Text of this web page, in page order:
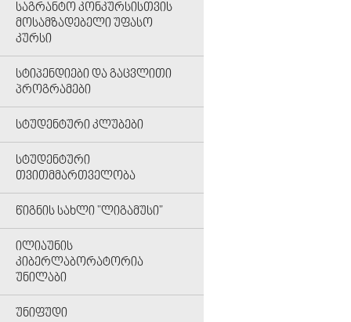
ᲡᲐᲒᲠᲐᲜᲢᲝ ᲙᲝᲜᲙᲣᲠᲡᲘᲡᲗᲕᲘᲡ
ᲛᲝᲡᲐᲛᲖᲐᲓᲔᲑᲔᲚᲘ ᲣᲤᲐᲡᲝ
ᲙᲣᲠᲡᲘ
ᲡᲢᲘᲞᲔᲜᲓᲘᲔᲑᲘ ᲓᲐ ᲒᲐᲪᲕᲚᲘᲗᲘ
ᲞᲠᲝᲒᲠᲐᲛᲔᲑᲘ
ᲡᲢᲣᲓᲔᲜᲢᲣᲠᲘ ᲙᲚᲣᲑᲔᲑᲘ
ᲡᲢᲣᲓᲔᲜᲢᲣᲠᲘ
ᲗᲕᲘᲗᲛᲛᲐᲠᲗᲕᲔᲚᲝᲑᲐ
ᲬᲘᲒᲜᲘᲡ ᲡᲐᲮᲚᲘ "ᲚᲘᲒᲐᲛᲣᲡᲘ"
ᲘᲚᲘᲐᲣᲜᲘᲡ
ᲙᲘᲑᲔᲠᲚᲐᲑᲝᲠᲐᲢᲝᲠᲘᲐ
ᲣᲜᲘᲚᲐᲑᲘ
ᲣᲜᲘᲤᲣᲓᲘ